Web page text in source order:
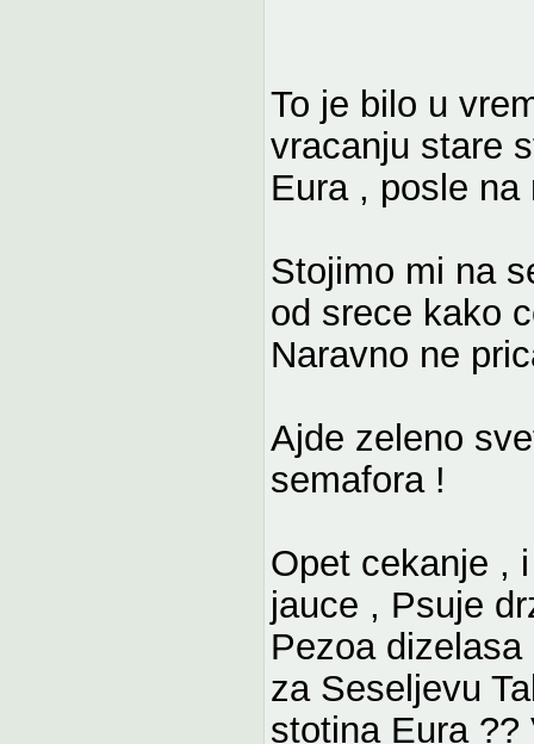
To je bilo u
vracanju stare
Eura , posle
Stojimo mi na
od srece kako
Naravno ne
Ajde zeleno
semafora !
Opet cekanje ,
jauce , Psuje
Pezoa
za Seseljevu
stotina Eura ??